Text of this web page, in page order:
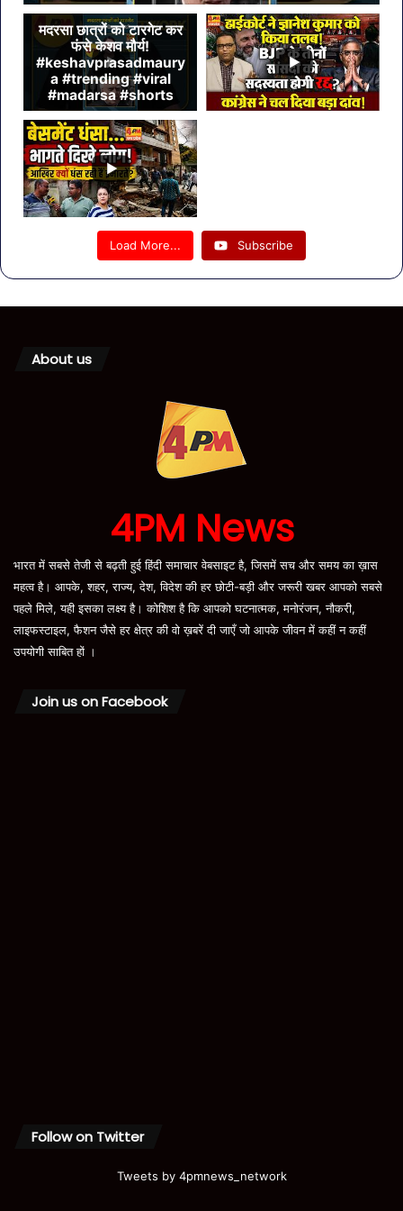
मदरसा छात्रों को टारगेट कर
फंसे केशव मौर्य!
#keshavprasadmaury
a #trending #viral
#madarsa #shorts
Load More... Subscribe
About us
4PM News
भारत में सबसे तेजी से बढ़ती हुई हिंदी समाचार वेबसाइट है, जिसमें सच और समय का ख़ास
महत्व है। आपके, शहर, राज्य, देश, विदेश की हर छोटी-बड़ी और जरूरी खबर आपको सबसे
पहले मिले, यही इसका लक्ष्य है। कोशिश है कि आपको घटनात्मक, मनोरंजन, नौकरी,
लाइफस्टाइल, फैशन जैसे हर क्षेत्र की वो ख़बरें दी जाएँ जो आपके जीवन में कहीं न कहीं
उपयोगी साबित हों ।
Join us on Facebook
Follow on Twitter
Tweets by 4pmnews_network